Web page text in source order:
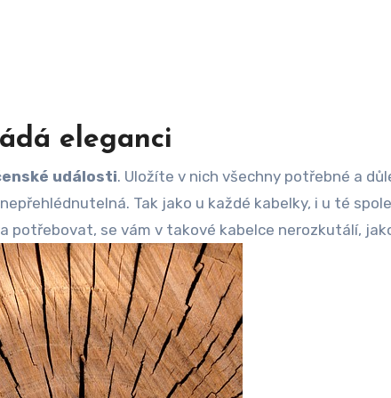
eleganci
události. Uložíte v nich všechny potřebné a
Tak jako u každé kabelky, i u té
potřebovat, se vám v takové kabelce nerozkutálí,